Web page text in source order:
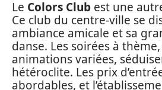
Le Colors Club est une
Ce club du centre-ville se
ambiance amicale et sa
danse. Les soirées à
animations variées,
hétéroclite. Les prix
abordables, et